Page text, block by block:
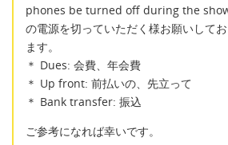
phones be turned off during the
の電源を切っていただく様お願いして
ます。
＊ Dues: 会費、年会費
＊ Up front: 前払いの、先立って
＊ Bank transfer: 振込
ご参考になれば幸いです。